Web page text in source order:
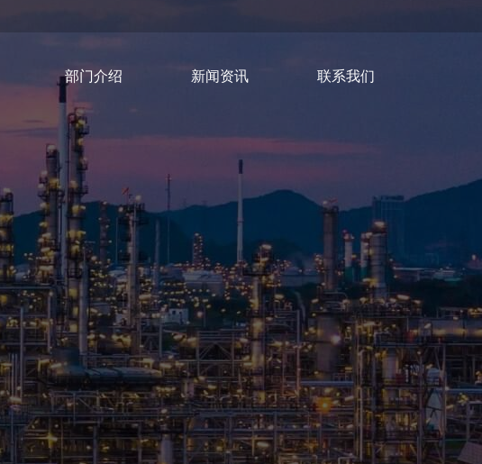
部门介绍 新闻资讯 联系我们